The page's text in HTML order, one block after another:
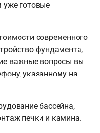
уже готовые
современного
фундамента,
важные вопросы вы
указанному на
бассейна,
печки и камина.